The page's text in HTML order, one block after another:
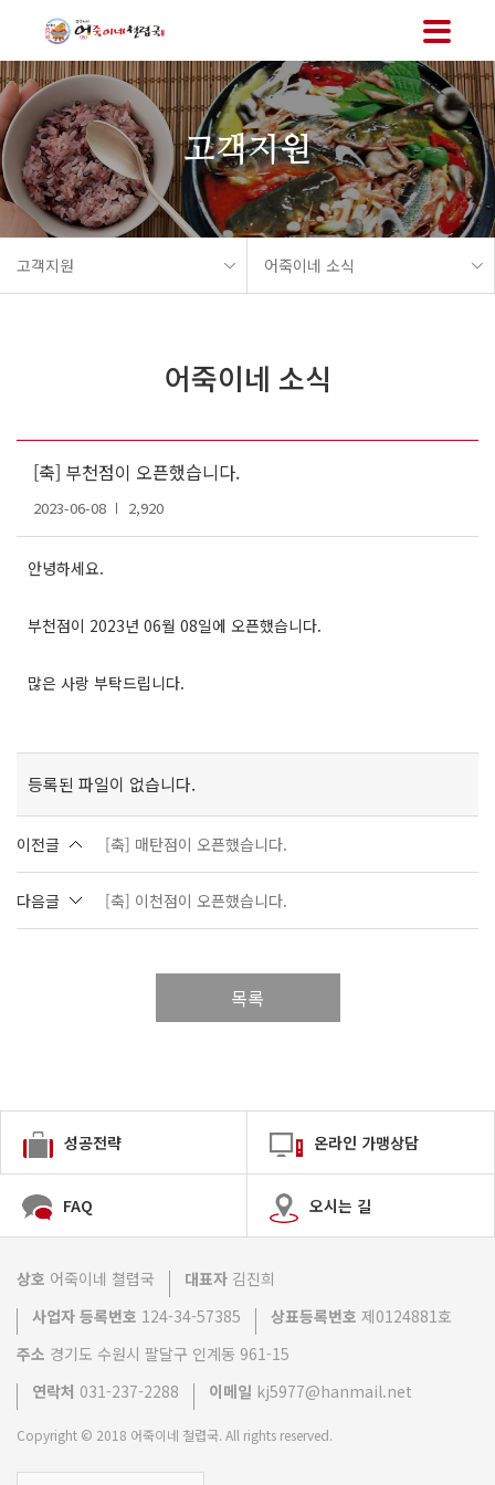
메뉴 바로가기
고객지원
고객지원 어죽이네 소식
어죽이네 소식
[축] 부천점이 오픈했습니다.
2023-06-08 2,920
안녕하세요.
부천점이 2023년 06월 08일에 오픈했습니다.
많은 사랑 부탁드립니다.
등록된 파일이 없습니다.
이전글 [축] 매탄점이 오픈했습니다.
다음글 [축] 이천점이 오픈했습니다.
목록
성공전략 온라인 가맹상담
FAQ 오시는 길
상호 어죽이네 쳘렵국 대표자 김진희
사업자 등록번호 124-34-57385 상표등록번호 제0124881호
주소 경기도 수원시 팔달구 인계동 961-15
연락처 031-237-2288 이메일 kj5977@hanmail.net
Copyright © 2018 어죽이네 철렵국. All rights reserved.